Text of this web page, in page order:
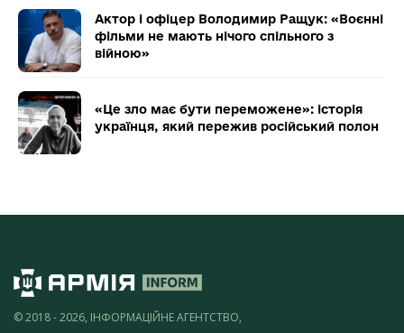
Актор і офіцер Володимир Ращук: «Воєнні
фільми не мають нічого спільного з
війною»
«Це зло має бути переможене»: історія
українця, який пережив російський полон
© 2018 - 2026, ІНФОРМАЦІЙНЕ АГЕНТСТВО,